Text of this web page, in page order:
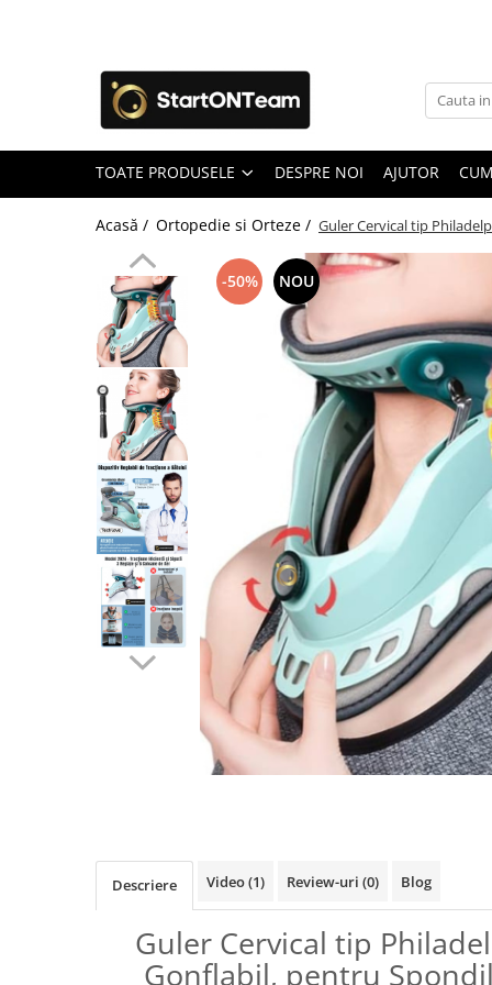
Toate Produsele
Autoaparare & Siguranta Personala
Spray de autoaparare
Articole Copii
Irigatoare Nazale
Pre Lingurite Diversificare
Auto & Moto
GPS Tracker
Camere de Supraveghere
Camera Vanatoare
Camere Auto
Camere Exterior
Camere Interior
Camere Spion
Control Acces & Accesorii
Interfoane Video
Dispozitive Ingrijire Corporala
Aparate Anti Câini cu Ultrasunete –
Zgarda Electrica
Binocluri Profesionale
TOATE PRODUSELE DESPRE NOI AJUTOR
Acasă / Ortopedie si Orteze / Guler Cervical tip
-50% NOU
Descriere Video(1) Review-uri (0) Blog
Guler Cervical tip
Gonflabil, pentru